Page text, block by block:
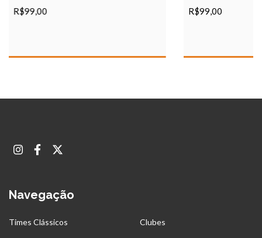
R$99,00 R$99,00
Navegação
Times Clássicos Clubes